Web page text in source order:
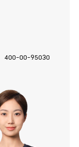
400-00-95030